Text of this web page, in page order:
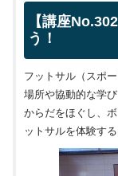
【講座
う！
フットサル（スポ
場所や協動的な学び
からだをほぐし、
ットサルを体験す